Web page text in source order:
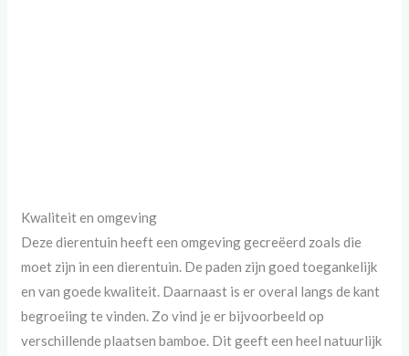
Kwaliteit en omgeving
Deze dierentuin heeft een omgeving gecreëerd zoals die
moet zijn in een dierentuin. De paden zijn goed toegankelijk
en van goede kwaliteit. Daarnaast is er overal langs de kant
begroeiing te vinden. Zo vind je er bijvoorbeeld op
verschillende plaatsen bamboe. Dit geeft een heel natuurlijk